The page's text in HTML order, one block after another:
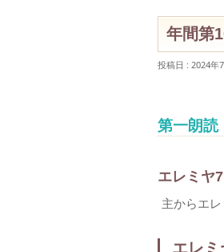
年間第
投稿日 : 2024年
第一朗読
エレミヤ
主からエレ
エレ